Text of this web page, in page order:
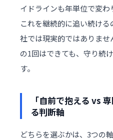
イドラインも年単位で変わ
これを継続的に追い続け
社では現実的ではありま
の1回はできても、守り続
す。
「自前で抱える vs
る判断軸
どちらを選ぶかは、3つの